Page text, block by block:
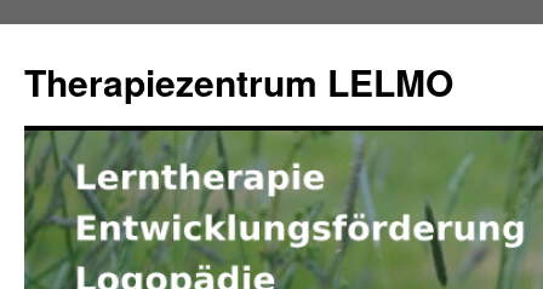
springen
Therapiezentrum LELMO